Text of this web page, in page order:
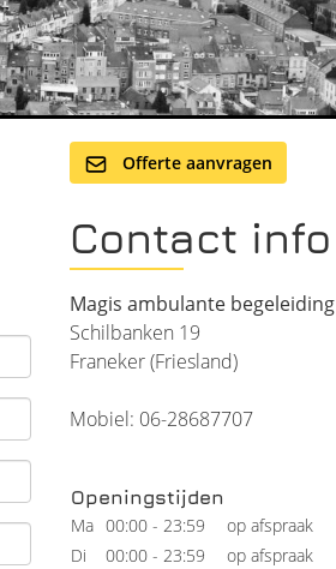
Offerte aanvragen
Contact info
Magis ambulante begeleiding
Schilbanken 19
Franeker (Friesland)
Mobiel: 06-28687707
Openingstijden
Ma 00:00 - 23:59
op afspraak
Di
00:00 - 23:59
op afspraak